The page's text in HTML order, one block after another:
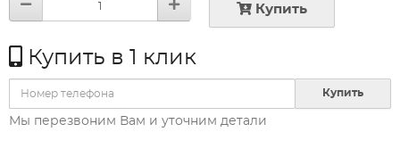
Купить
Купить в 1 клик
Купить
Мы перезвоним Вам и уточним детали